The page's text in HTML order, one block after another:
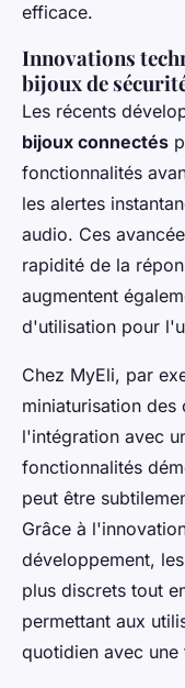
efficace.
Innovations
bijoux de
Les récents
bijoux connectés
fonctionnalités
les alertes
audio. Ces
rapidité de la
augmentent
d'utilisation pour
Chez MyEli, par
miniaturisation
l'intégration avec
fonctionnalités
peut être
Grâce à
développement,
plus discrets tout
permettant aux
quotidien avec